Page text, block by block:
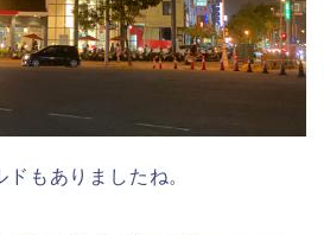
もありましたね。